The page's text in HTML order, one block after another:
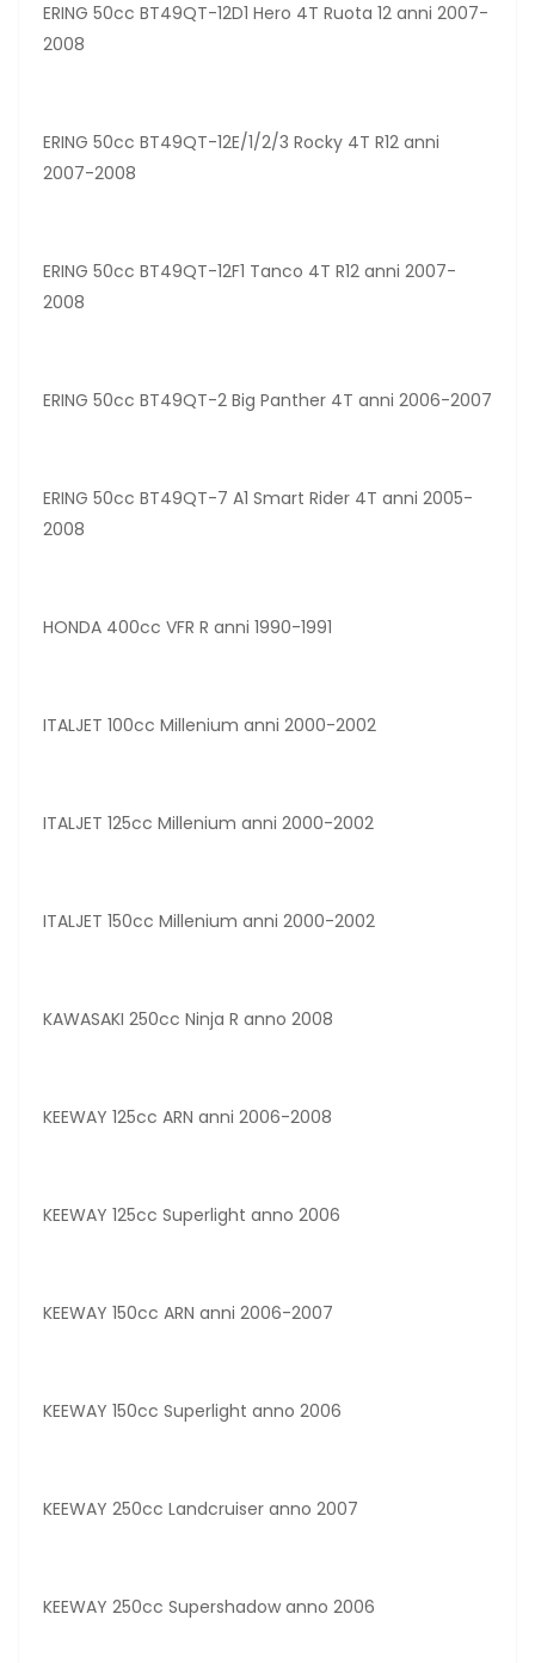
ERING 50cc BT49QT-12D1 Hero 4T Ruota 12 anni 2007-
2008
ERING 50cc BT49QT-12E/1/2/3 Rocky 4T R12 anni
2007-2008
ERING 50cc BT49QT-12F1 Tanco 4T R12 anni 2007-
2008
ERING 50cc BT49QT-2 Big Panther 4T anni 2006-2007
ERING 50cc BT49QT-7 A1 Smart Rider 4T anni 2005-
2008
HONDA 400cc VFR R anni 1990-1991
ITALJET 100cc Millenium anni 2000-2002
ITALJET 125cc Millenium anni 2000-2002
ITALJET 150cc Millenium anni 2000-2002
KAWASAKI 250cc Ninja R anno 2008
KEEWAY 125cc ARN anni 2006-2008
KEEWAY 125cc Superlight anno 2006
KEEWAY 150cc ARN anni 2006-2007
KEEWAY 150cc Superlight anno 2006
KEEWAY 250cc Landcruiser anno 2007
KEEWAY 250cc Supershadow anno 2006